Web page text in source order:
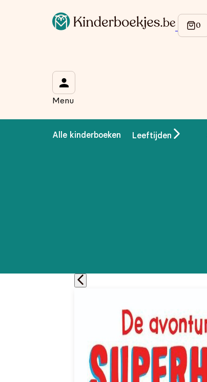
Menu
Alle kinderboeken Leeftijden
Op de hoogte blijven van onze acties?
Wat is je voornaam?